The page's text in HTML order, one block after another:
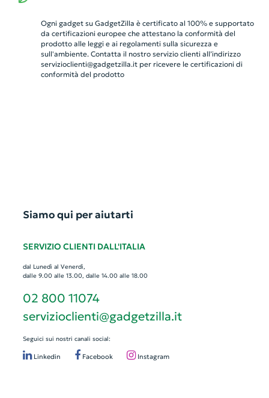
Ogni gadget su GadgetZilla è certificato al 100% e supportato
da certificazioni europee che attestano la conformità del
prodotto alle leggi e ai regolamenti sulla sicurezza e
sull'ambiente. Contatta il nostro servizio clienti all’indirizzo
servizioclienti@gadgetzilla.itper ricevere le certificazioni di
conformità del prodotto
Siamo qui per aiutarti
SERVIZIO CLIENTI DALL'ITALIA
dal Lunedì al Venerdì,
dalle 9.00 alle 13.00, dalle 14.00 alle 18.00
02 800 11074
servizioclienti@gadgetzilla.it
Seguici sui nostri canali social:
Linkedin Facebook Instagram